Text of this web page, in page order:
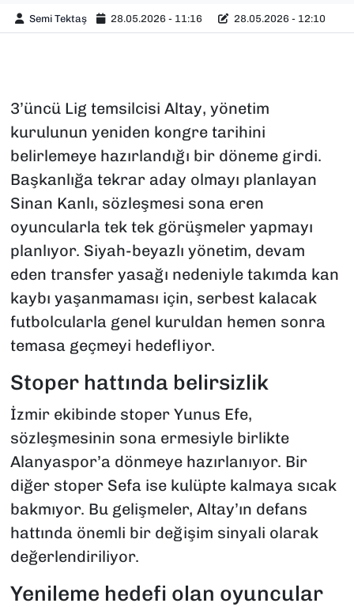
Semi Tektaş 28.05.2026 - 11:16 28.05.2026 - 12:10
3’üncü Lig temsilcisi Altay, yönetim
kurulunun yeniden kongre tarihini
belirlemeye hazırlandığı bir döneme girdi.
Başkanlığa tekrar aday olmayı planlayan
Sinan Kanlı, sözleşmesi sona eren
oyuncularla tek tek görüşmeler yapmayı
planlıyor. Siyah-beyazlı yönetim, devam
eden transfer yasağı nedeniyle takımda kan
kaybı yaşanmaması için, serbest kalacak
futbolcularla genel kuruldan hemen sonra
temasa geçmeyi hedefliyor.
Stoper hattında belirsizlik
İzmir ekibinde stoper Yunus Efe,
sözleşmesinin sona ermesiyle birlikte
Alanyaspor’a dönmeye hazırlanıyor. Bir
diğer stoper Sefa ise kulüpte kalmaya sıcak
bakmıyor. Bu gelişmeler, Altay’ın defans
hattında önemli bir değişim sinyali olarak
değerlendiriliyor.
Yenileme hedefi olan oyuncular